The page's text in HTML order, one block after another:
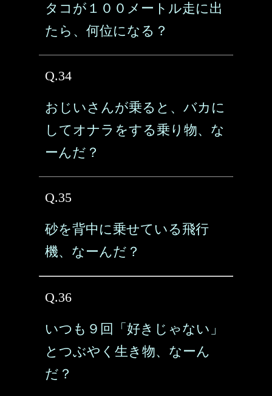
タコが１００メートル走に出
たら、何位になる？
Q.34
おじいさんが乗ると、バカに
してオナラをする乗り物、な
ーんだ？
Q.35
砂を背中に乗せている飛行
機、なーんだ？
Q.36
いつも９回「好きじゃない」
とつぶやく生き物、なーん
だ？